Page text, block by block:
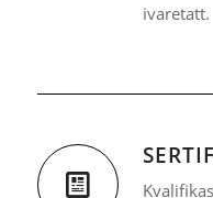
ivaretatt.